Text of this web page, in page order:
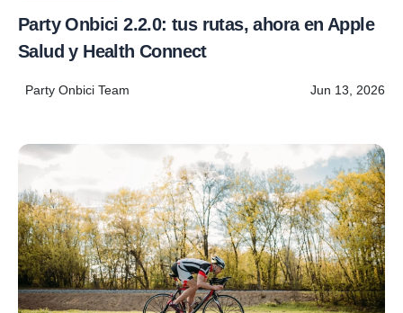
Party Onbici 2.2.0: tus rutas, ahora en Apple
Salud y Health Connect
Party Onbici Team Jun 13, 2026